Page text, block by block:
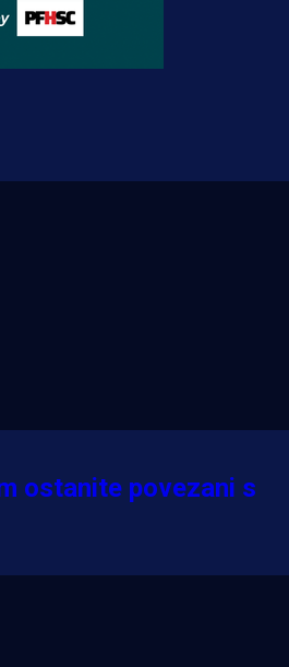
pretresaju
Borac!
ostanite povezani s